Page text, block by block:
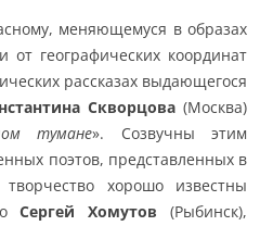
меняющемуся в образах
от географических координат
рассказах выдающегося
Скворцова(Москва)
тумане». Созвучны этим
поэтов, представленных в
хорошо известны
Сергей Хомутов (Рыбинск),